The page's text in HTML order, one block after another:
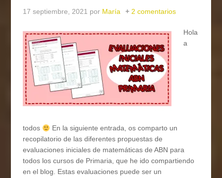
17 septiembre, 2021 por María 2 comentarios
Hola
a
todos
En la siguiente entrada, os comparto un
recopilatorio de las diferentes propuestas de
evaluaciones iniciales de matemáticas de ABN para
todos los cursos de Primaria, que he ido compartiendo
en el blog. Estas evaluaciones puede ser un